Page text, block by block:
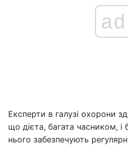
ad
Експерти в галузі охорони
що дієта, багата часником, і
нього забезпечують